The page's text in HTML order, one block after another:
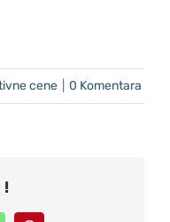
cene 0 Komentara
!